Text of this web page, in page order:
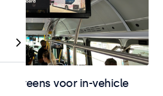
voor in-vehicle